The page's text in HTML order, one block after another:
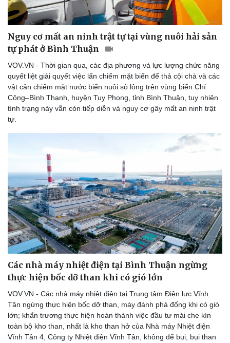
Văn hóa
Sân khấu - Điện ảnh
Văn học
Âm nhạc
Di sản
Giải trí
Nghệ sĩ
Thời trang
Sao Việt
Nguy cơ mất an ninh trật tự tại vùng nuôi hải sản
tự phát ở Bình Thuận
VOV.VN - Thời gian qua, các địa phương và lực lượng chức năng
quyết liệt giải quyết việc lấn chiếm mặt biển để thả cội chà và các
vật cản chiếm mặt nước biển nuôi sò lông trên vùng biển Chí
Công–Bình Thạnh, huyện Tuy Phong, tỉnh Bình Thuận, tuy nhiên
tình trạng này vẫn còn tiếp diễn và nguy cơ gây mất an ninh trật
tự.
Các nhà máy nhiệt điện tại Bình Thuận ngừng
thực hiện bốc dỡ than khi có gió lớn
VOV.VN - Các nhà máy nhiệt điện tại Trung tâm Điện lực Vĩnh
Tân ngừng thực hiện bốc dỡ than, máy đánh phá đống khi có gió
lớn; khẩn trương thực hiện hoàn thành việc đầu tư mái che kín
toàn bộ kho than, nhất là kho than hở của Nhà máy Nhiệt điện
Vĩnh Tân 4, Công ty Nhiệt điện Vĩnh Tân, không để bụi, bụi than